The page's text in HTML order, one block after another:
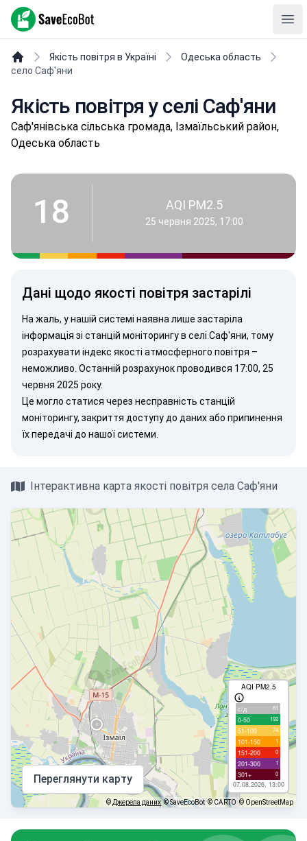
SaveEcoBot
Якість повітря в Україні
Одеська область
село Саф'яни
Якість повітря у селі Саф'яни
Сaф'янівськa сільська громада, Ізмаїльський район,
Одеська область
18 AQI PM2.5
25 червня 2025, 17:00
Дані щодо якості повітря застарілі
На жаль, у нашій системі наявна лише застаріла
інформація зі станцій моніторингу в селі Саф'яни, тому
розрахувати індекс якості атмосферного повітря –
неможливо. Останній розрахунок проводився 17:00, 25
червня 2025 року.
Це могло статися через несправність станцій
моніторингу, закриття доступу до даних або припинення
їх передачі до нашої системи.
Інтерактивна карта якості повітря села Саф'яни
AQI PM2.5
с/д 81
0-50 192
51-100 74
101-150 1
151-200 0
201-300 1
301+ 0
07.08.2026, 13:00
Переглянути карту
© Джерела даних © SaveEcoBot © CARTO © OpenStreetMap